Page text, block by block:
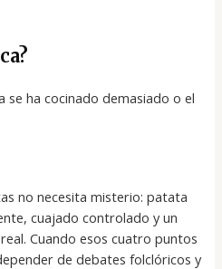
se ha cocinado demasiado o el
no necesita misterio: patata
cuajado controlado y un
Cuando esos cuatro puntos
de debates folclóricos y